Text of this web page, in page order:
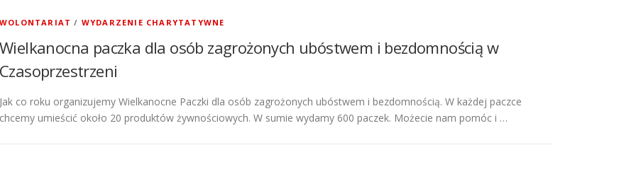
WOLONTARIAT / WYDARZENIE CHARYTATYWNE
Wielkanocna paczka dla osób zagrożonych ubóstwem i bezdomnością w
Czasoprzestrzeni
Jak co roku organizujemy Wielkanocne Paczki dla osób zagrożonych ubóstwem i bezdomnością. W każdej paczce
chcemy umieścić około 20 produktów żywnościowych. W sumie wydamy 600 paczek. Możecie nam pomóc i …